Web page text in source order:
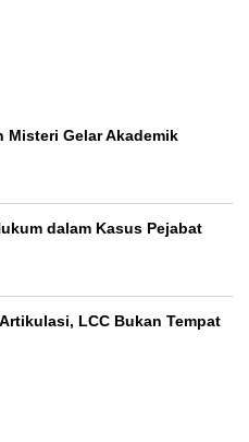
Misteri Gelar Akademik
dalam Kasus Pejabat
LCC Bukan Tempat